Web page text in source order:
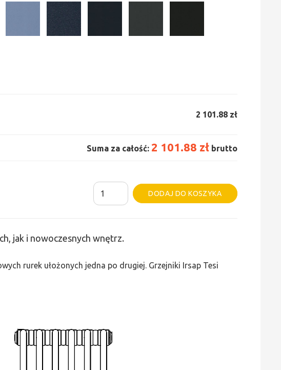
2 101.88 zł
Suma za całość: 2 101.88 zł brutto
ilość
Grzejnik
-
moc
1829
DODAJ DO KOSZYKA
Alternative:
jak i nowoczesnych wnętrz.
rurek ułożonych jedna po drugiej. Grzejniki Irsap Tesi